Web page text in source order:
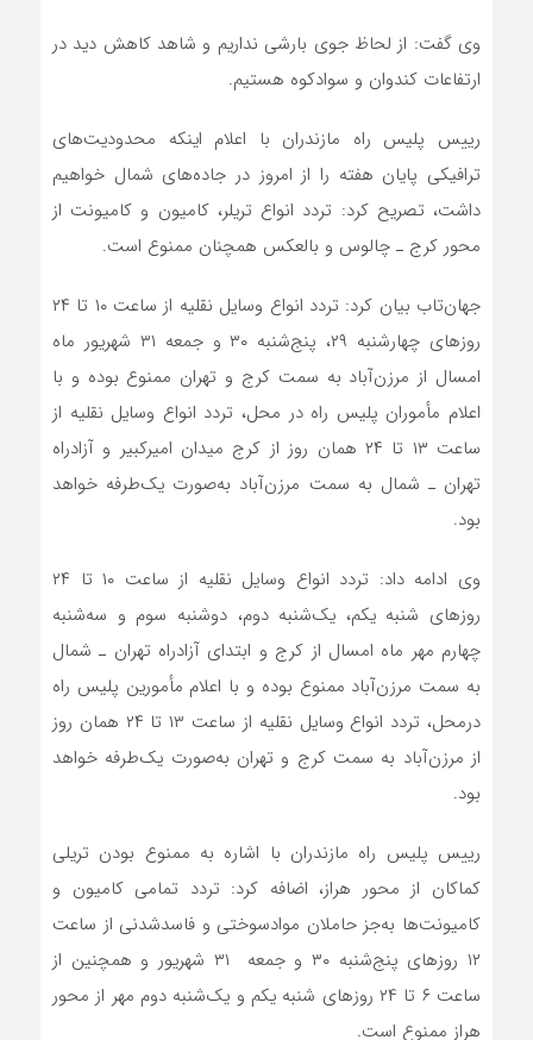
وی گفت: از لحاظ جوی بارشی نداریم و شاهد کاهش دید در
ارتفاعات کندوان و سوادکوه هستیم.
رییس پلیس راه مازندران با اعلام اینکه محدودیت‌های
ترافیکی پایان هفته را از امروز در جاده‌های شمال خواهیم
داشت، تصریح کرد: تردد انواع تریلر، کامیون و کامیونت از
محور کرج ـ چالوس و بالعکس همچنان ممنوع است.
جهان‌تاب بیان کرد: تردد انواع وسایل نقلیه از ساعت ۱۰ تا ۲۴
روز‌های چهارشنبه ۲۹، پنج‌شنبه ۳۰ و جمعه ۳۱ شهریور ماه
امسال از مرزن‌آباد به سمت کرج و تهران ممنوع بوده و با
اعلام مأموران پلیس راه در محل، تردد انواع وسایل نقلیه از
ساعت ۱۳ تا ۲۴ همان روز از کرج میدان امیرکبیر و آزادراه
تهران ـ شمال به سمت مرزن‌آباد به‌صورت یک‌طرفه خواهد
بود.
وی ادامه داد: تردد انواع وسایل نقلیه از ساعت ۱۰ تا ۲۴
روز‌های شنبه یکم، یک‌شنبه دوم، دوشنبه سوم و سه‌‌شنبه
چهارم مهر ماه امسال از کرج و ابتدای آزادراه تهران ـ شمال
به سمت مرزن‌آباد ممنوع بوده و با اعلام مأمورین پلیس راه
درمحل، تردد انواع وسایل نقلیه از ساعت ۱۳ تا ۲۴ همان روز
از مرزن‌آباد به سمت کرج و تهران به‌صورت یک‌طرفه خواهد
بود.
رییس پلیس راه مازندران با اشاره به ممنوع بودن تریلی
کماکان از محور هراز، اضافه کرد: تردد تمامی کامیون‌ و
کامیونت‌ها به‌جز حاملان موادسوختی و فاسدشدنی از ساعت
۱۲ روز‌های پنج‌شنبه ۳۰ و جمعه ۳۱ شهریور و همچنین از
ساعت ۶ تا ۲۴ روز‌های شنبه یکم و یک‌شنبه دوم مهر از محور
هراز ممنوع است.